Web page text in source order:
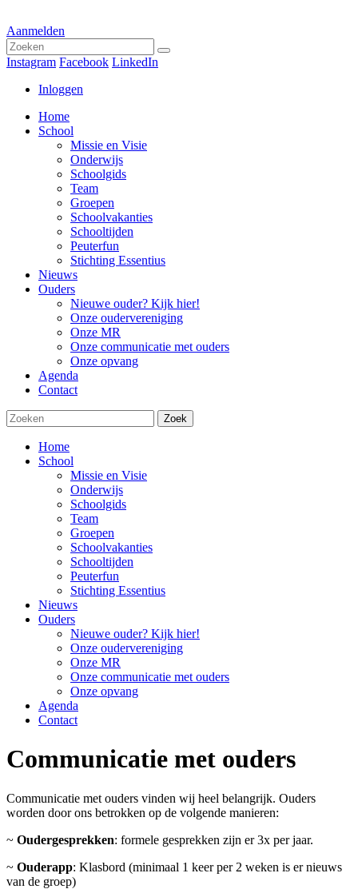
Aanmelden
Instagram Facebook LinkedIn
Inloggen
Home
School
Missie en Visie
Onderwijs
Schoolgids
Team
Groepen
Schoolvakanties
Schooltijden
Peuterfun
Stichting Essentius
Nieuws
Ouders
Nieuwe ouder? Kijk hier!
Onze oudervereniging
Onze MR
Onze communicatie met ouders
Onze opvang
Agenda
Contact
Zoek
Home
School
Missie en Visie
Onderwijs
Schoolgids
Team
Groepen
Schoolvakanties
Schooltijden
Peuterfun
Stichting Essentius
Nieuws
Ouders
Nieuwe ouder? Kijk hier!
Onze oudervereniging
Onze MR
Onze communicatie met ouders
Onze opvang
Agenda
Contact
Communicatie met ouders
Communicatie met ouders vinden wij heel belangrijk. Ouders
worden door ons betrokken op de volgende manieren:
~ Oudergesprekken: formele gesprekken zijn er 3x per jaar.
~ Ouderapp: Klasbord (minimaal 1 keer per 2 weken is er nieuws
van de groep)